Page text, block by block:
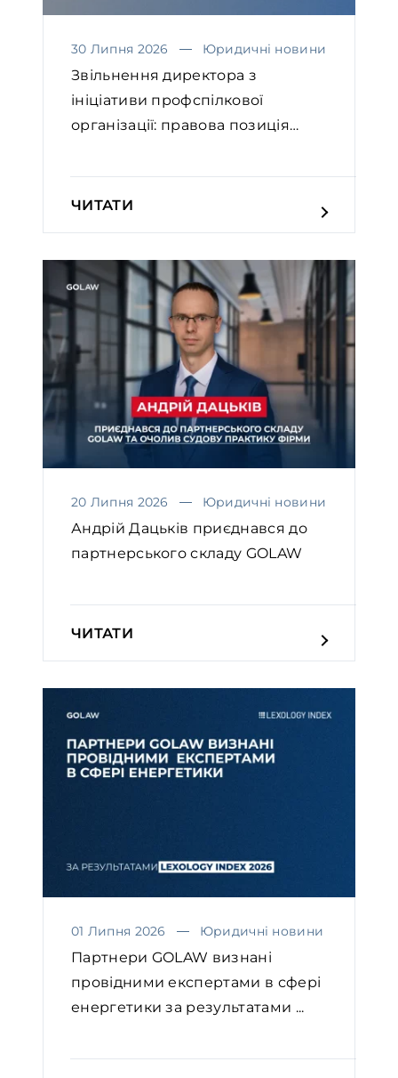
30 Липня 2026 Юридичні новини
Звільнення директора з
ініціативи профспілкової
організації: правова позиція
ЧИТАТИ
20 Липня 2026 Юридичні новини
Андрій Дацьків приєднався до
партнерського складу GOLAW
ЧИТАТИ
01 Липня 2026 Юридичні новини
Партнери GOLAW визнані
провідними експертами в сфері
енергетики за результатами ...